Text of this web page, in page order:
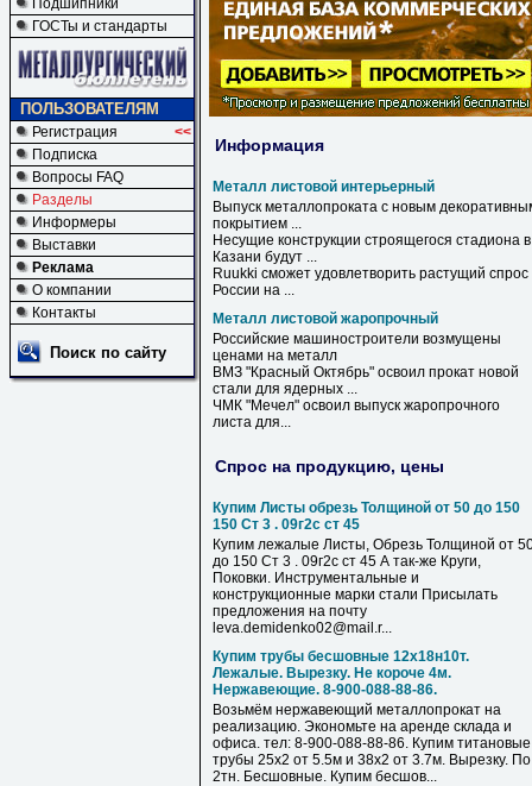
Подшипники
ГОСТы и стандарты
ПОЛЬЗОВАТЕЛЯМ
Регистрация
<<
Подписка
Вопросы FAQ
Разделы
Информеры
Выставки
Реклама
О компании
Контакты
Поиск по сайту
Информация
Металл листовой интерьерный
Выпуск металлопроката с новым
покрытием ...
Несущие конструкции строящегося стадиона в
Казани будут ...
Ruukki сможет удовлетворить растущий спрос
России на ...
Металл листовой жаропрочный
Российские машиностроители возмущены
ценами на металл
ВМЗ "Красный Октябрь" освоил прокат новой
стали для ядерных ...
ЧМК "Мечел" освоил выпуск жаропрочного
листа для...
Спрос на продукцию, цены
Купим Листы обрезь Толщиной от 50 до 150
150 Ст 3 . 09г2с ст 45
Купим лежалые Листы, Обрезь Толщиной от
до 150 Ст 3 . 09г2с ст 45 А так-же Круги,
Поковки. Инструментальные и
конструкционные марки стали Присылать
предложения на почту
leva.demidenko02@mail.r...
Купим трубы бесшовные 12х18н10т.
Лежалые. Вырезку. Не короче 4м.
Нержавеющие. 8-900-088-88-86.
Возьмём нержавеющий металлопрокат на
реализацию. Экономьте на аренде склада и
офиса. тел: 8-900-088-88-86. Купим титановые
трубы 25х2 от 5.5м и 38х2 от 3.7м. Вырезку. По
2тн. Бесшовные. Купим бесшов...